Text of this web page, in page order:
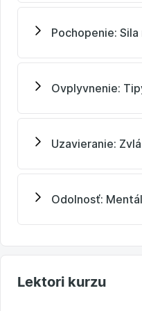
Pochopenie:
Ovplyvnenie:
Uzavieranie:
Odolnosť:
Lektori kurzu